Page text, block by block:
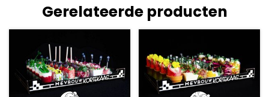
Gerelateerde producten